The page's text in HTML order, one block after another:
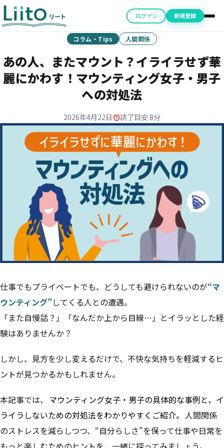
ログイン 新規登録
コラム・Tips 人間関係
あの人、またマウント？イライラせず華
麗にかわす！マウンティング女子・男子
への対処法
2026年4月22日 読了目安 8分
仕事でもプライベートでも、どうしても避けられないのが“マ
ウンティング”してくる人との遭遇。
「また自慢話？」「なんだか上から目線…」とイラッとした経
験はありませんか？
しかし、見方を少し変えるだけで、不快な気持ちを軽減するヒ
ントが見つかるかもしれません。
本記事では、 マウンティング女子・男子の具体的な事例と、イ
ライラしないための対処法をわかりやすくご紹介。 人間関係
のストレスを減らしつつ、“自分らしさ”を保って仕事や日常を